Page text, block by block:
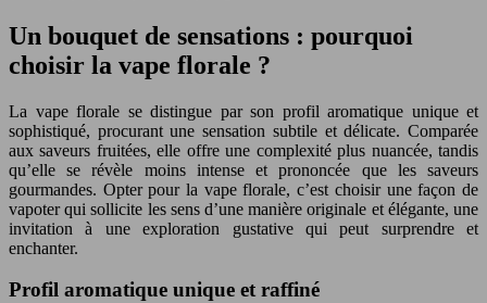
Un bouquet de sensations : pourquoi
choisir la vape florale ?
La vape florale se distingue par son profil aromatique unique et
sophistiqué, procurant une sensation subtile et délicate. Comparée
aux saveurs fruitées, elle offre une complexité plus nuancée, tandis
qu’elle se révèle moins intense et prononcée que les saveurs
gourmandes. Opter pour la vape florale, c’est choisir une façon de
vapoter qui sollicite les sens d’une manière originale et élégante, une
invitation à une exploration gustative qui peut surprendre et
enchanter.
Profil aromatique unique et raffiné